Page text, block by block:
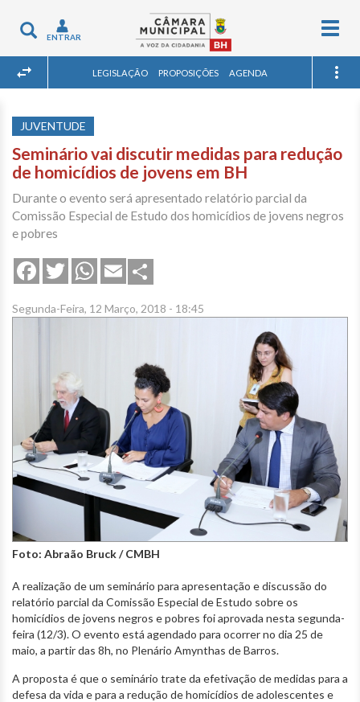
Toggle
navigation
ENTRAR
LEGISLAÇÃO PROPOSIÇÕES AGENDA
JUVENTUDE
Seminário vai discutir medidas para redução
de homicídios de jovens em BH
Durante o evento será apresentado relatório parcial da
Comissão Especial de Estudo dos homicídios de jovens negros
e pobres
FacebookTwitterWhatsApp
Email
Segunda-Feira, 12 Março, 2018 - 18:45
Foto: Abraão Bruck / CMBH
A realização de um seminário para apresentação e discussão do
relatório parcial da Comissão Especial de Estudo sobre os
homicídios de jovens negros e pobres foi aprovada nesta segunda-
feira (12/3). O evento está agendado para ocorrer no dia 25 de
maio, a partir das 8h, no Plenário Amynthas de Barros.
A proposta é que o seminário trate da efetivação de medidas para a
defesa da vida e para a redução de homicídios de adolescentes e